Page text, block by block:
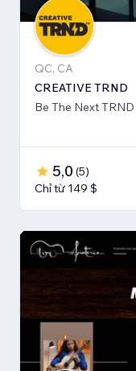
QC, CA
CREATIVE TRND
Be The Next TRND
5,0 (5)
Chỉ từ 149 $